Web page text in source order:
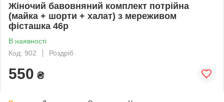
Жіночий бавовняний комплект потрійна
(майка + шорти + халат) з мереживом
фісташка 46р
В наявності
Код: 902
Роздріб
550 ₴